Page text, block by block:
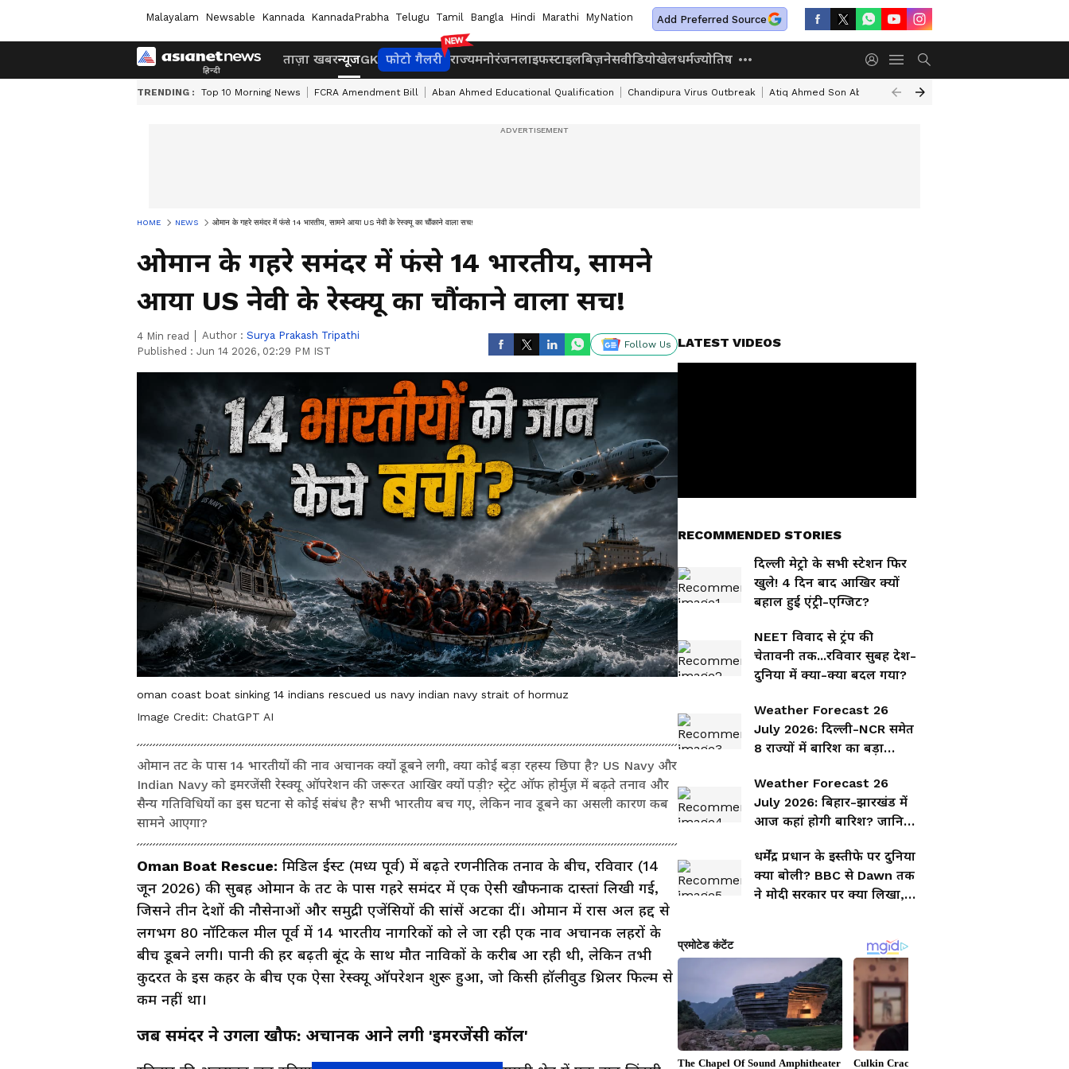
Malayalam Newsable Kannada KannadaPrabha Telugu Tamil Bangla Hindi Marathi MyNation Add Preferred Source
ताज़ा खबरन्यूजGK फोटो गैलरी राज्यमनोरंजनलाइफस्टाइलबिज़नेसवीडियोखेलधर्मज्योतिष
TRENDING : Top 10 Morning News FCRA Amendment Bill Aban Ahmed Educational Qualification Chandipura Virus Outbreak Atiq Ahmed Son Aban Ahmed Death
HOME NEWS ओमान के गहरे समंदर में फंसे 14 भारतीय, सामने आया US नेवी के रेस्क्यू का चौंकाने वाला सच!
ओमान के गहरे समंदर में फंसे 14 भारतीय, सामने
आया US नेवी के रेस्क्यू का चौंकाने वाला सच!
4 Min read Author : Surya Prakash Tripathi
Published : Jun 14 2026, 02:29 PM IST
Follow Us
oman coast boat sinking 14 indians rescued us navy indian navy strait of hormuz
Image Credit: ChatGPT AI
ओमान तट के पास 14 भारतीयों की नाव अचानक क्यों डूबने लगी, क्या कोई बड़ा रहस्य छिपा है? US Navy और
Indian Navy को इमरजेंसी रेस्क्यू ऑपरेशन की जरूरत आखिर क्यों पड़ी? स्ट्रेट ऑफ होर्मुज़ में बढ़ते तनाव और
सैन्य गतिविधियों का इस घटना से कोई संबंध है? सभी भारतीय बच गए, लेकिन नाव डूबने का असली कारण कब
सामने आएगा?
Oman Boat Rescue: मिडिल ईस्ट (मध्य पूर्व) में बढ़ते रणनीतिक तनाव के बीच, रविवार (14
जून 2026) की सुबह ओमान के तट के पास गहरे समंदर में एक ऐसी खौफनाक दास्तां लिखी गई,
जिसने तीन देशों की नौसेनाओं और समुद्री एजेंसियों की सांसें अटका दीं। ओमान में रास अल हद्द से
लगभग 80 नॉटिकल मील पूर्व में 14 भारतीय नागरिकों को ले जा रही एक नाव अचानक लहरों के
बीच डूबने लगी। पानी की हर बढ़ती बूंद के साथ मौत नाविकों के करीब आ रही थी, लेकिन तभी
कुदरत के इस कहर के बीच एक ऐसा रेस्क्यू ऑपरेशन शुरू हुआ, जो किसी हॉलीवुड थ्रिलर फिल्म से
कम नहीं था।
जब समंदर ने उगला खौफ: अचानक आने लगी 'इमरजेंसी कॉल'
LATEST VIDEOS
RECOMMENDED STORIES
दिल्ली मेट्रो के सभी स्टेशन फिर
खुले! 4 दिन बाद आखिर क्यों
बहाल हुई एंट्री-एग्जिट?
NEET विवाद से ट्रंप की
चेतावनी तक...रविवार सुबह देश-
दुनिया में क्या-क्या बदल गया?
Weather Forecast 26
July 2026: दिल्ली-NCR समेत
8 राज्यों में बारिश का बड़ा
Weather Forecast 26
July 2026: बिहार-झारखंड में
आज कहां होगी बारिश? जानिए
धर्मेंद्र प्रधान के इस्तीफे पर दुनिया
क्या बोली? BBC से Dawn तक
ने मोदी सरकार पर क्या लिखा,